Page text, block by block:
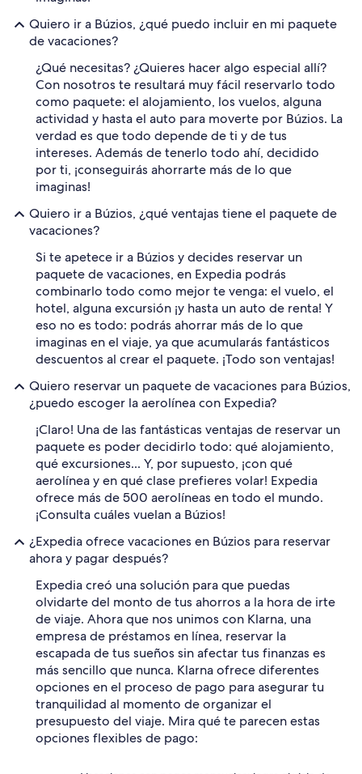
Quiero ir a Búzios, ¿qué puedo incluir en mi paquete
de vacaciones?
¿Qué necesitas? ¿Quieres hacer algo especial allí?
Con nosotros te resultará muy fácil reservarlo todo
como paquete: el alojamiento, los vuelos, alguna
actividad y hasta el auto para moverte por Búzios. La
verdad es que todo depende de ti y de tus
intereses. Además de tenerlo todo ahí, decidido
por ti, ¡conseguirás ahorrarte más de lo que
imaginas!
Quiero ir a Búzios, ¿qué ventajas tiene el paquete de
vacaciones?
Si te apetece ir a Búzios y decides reservar un
paquete de vacaciones, en Expedia podrás
combinarlo todo como mejor te venga: el vuelo, el
hotel, alguna excursión ¡y hasta un auto de renta! Y
eso no es todo: podrás ahorrar más de lo que
imaginas en el viaje, ya que acumularás fantásticos
descuentos al crear el paquete. ¡Todo son ventajas!
Quiero reservar un paquete de vacaciones para Búzios,
¿puedo escoger la aerolínea con Expedia?
¡Claro! Una de las fantásticas ventajas de reservar un
paquete es poder decidirlo todo: qué alojamiento,
qué excursiones... Y, por supuesto, ¡con qué
aerolínea y en qué clase prefieres volar! Expedia
ofrece más de 500 aerolíneas en todo el mundo.
¡Consulta cuáles vuelan a Búzios!
¿Expedia ofrece vacaciones en Búzios para reservar
ahora y pagar después?
Expedia creó una solución para que puedas
olvidarte del monto de tus ahorros a la hora de irte
de viaje. Ahora que nos unimos con Klarna, una
empresa de préstamos en línea, reservar la
escapada de tus sueños sin afectar tus finanzas es
más sencillo que nunca. Klarna ofrece diferentes
opciones en el proceso de pago para asegurar tu
tranquilidad al momento de organizar el
presupuesto del viaje. Mira qué te parecen estas
opciones flexibles de pago: